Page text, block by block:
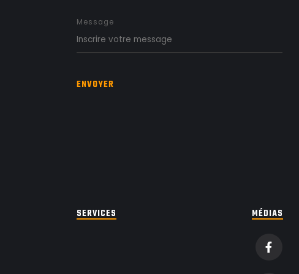
Message
ENVOYER
SERVICES MÉDIAS